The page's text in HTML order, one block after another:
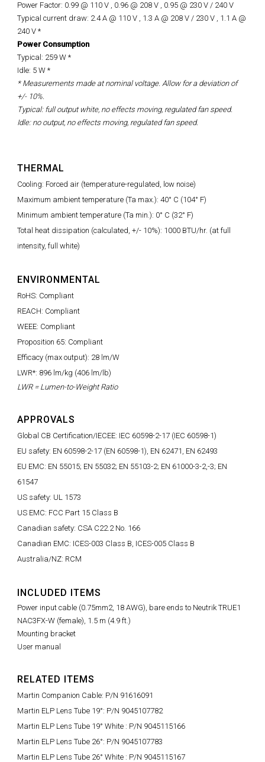
Power Factor: 0.99 @ 110 V , 0.96 @ 208 V , 0.95 @ 230 V / 240 V
Typical current draw: 2.4 A @ 110 V , 1.3 A @ 208 V / 230 V , 1.1 A @
240 V *
Power Consumption
Typical: 259 W *
Idle: 5 W *
* Measurements made at nominal voltage. Allow for a deviation of
+/- 10%.
Typical: full output white, no effects moving, regulated fan speed.
Idle: no output, no effects moving, regulated fan speed.
THERMAL
Cooling: Forced air (temperature-regulated, low noise)
Maximum ambient temperature (Ta max.): 40° C (104° F)
Minimum ambient temperature (Ta min.): 0° C (32° F)
Total heat dissipation (calculated, +/- 10%): 1000 BTU/hr. (at full
intensity, full white)
ENVIRONMENTAL
RoHS: Compliant
REACH: Compliant
WEEE: Compliant
Proposition 65: Compliant
Efficacy (max output): 28 lm/W
LWR*: 896 lm/kg (406 lm/lb)
LWR = Lumen-to-Weight Ratio
APPROVALS
Global CB Certification/IECEE: IEC 60598-2-17 (IEC 60598-1)
EU safety: EN 60598-2-17 (EN 60598-1), EN 62471, EN 62493
EU EMC: EN 55015; EN 55032; EN 55103-2; EN 61000-3-2,-3; EN
61547
US safety: UL 1573
US EMC: FCC Part 15 Class B
Canadian safety: CSA C22.2 No. 166
Canadian EMC: ICES-003 Class B, ICES-005 Class B
Australia/NZ: RCM
INCLUDED ITEMS
Power input cable (0.75mm2, 18 AWG), bare ends to Neutrik TRUE1
NAC3FX-W (female), 1.5 m (4.9 ft.)
Mounting bracket
User manual
RELATED ITEMS
Martin Companion Cable: P/N 91616091
Martin ELP Lens Tube 19°: P/N 9045107782
Martin ELP Lens Tube 19° White : P/N 9045115166
Martin ELP Lens Tube 26°: P/N 9045107783
Martin ELP Lens Tube 26° White : P/N 9045115167